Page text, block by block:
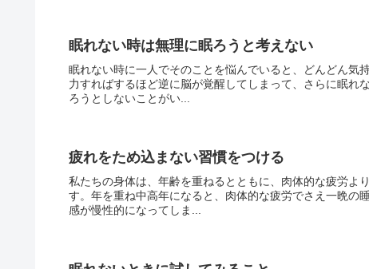
眠れない時は無理に眠ろうと考えない
眠れない時に一人でそのことを悩んでいると、どんどん気
力すればするほど逆に脳が覚醒してしまって、さらに眠れ
ろうとしないことがい...
疲れをため込まない習慣をつける
私たちの身体は、年齢を重ねるとともに、肉体的な疲労よ
す。年を重ね中高年になると、肉体的な疲労でさえ一晩の
感が慢性的になってしま...